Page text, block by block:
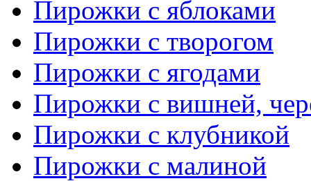
Пирожки с яблоками
Пирожки с творогом
Пирожки с ягодами
Пирожки с вишней,
Пирожки с клубникой
Пирожки с малиной